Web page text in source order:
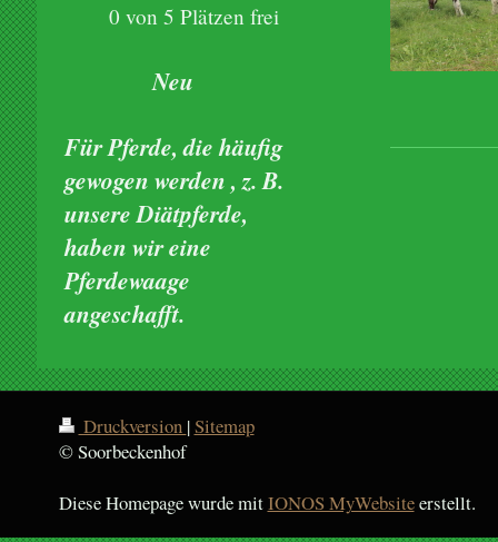
0 von 5 Plätzen frei
Neu
Für Pferde, die häufig
gewogen werden , z. B.
unsere Diätpferde,
haben wir eine
Pferdewaage
angeschafft.
Druckversion |Sitemap
© Soorbeckenhof
Diese Homepage wurde mitIONOS MyWebsiteerstellt.